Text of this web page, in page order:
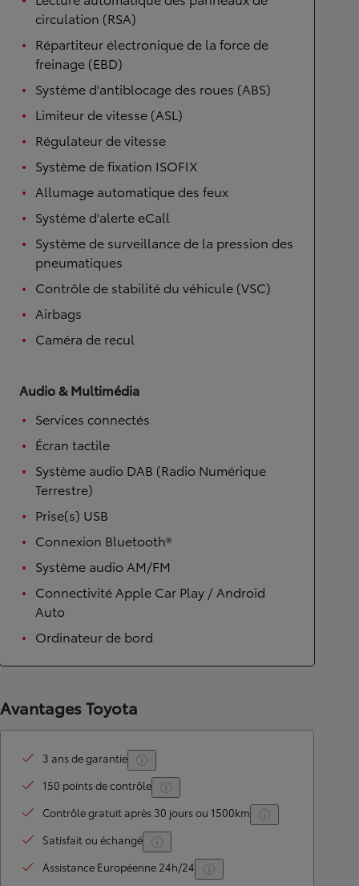
circulation (RSA)
Répartiteur électronique de la force de
freinage (EBD)
Système d'antiblocage des roues (ABS)
Limiteur de vitesse (ASL)
Régulateur de vitesse
Système de fixation ISOFIX
Allumage automatique des feux
Système d'alerte eCall
Système de surveillance de la pression des
pneumatiques
Contrôle de stabilité du véhicule (VSC)
Airbags
Caméra de recul
Audio & Multimédia
Services connectés
Écran tactile
Système audio DAB (Radio Numérique
Terrestre)
Prise(s) USB
Connexion Bluetooth®
Système audio AM/FM
Connectivité Apple Car Play / Android
Auto
Ordinateur de bord
Avantages Toyota
3 ans de garantie
150 points de contrôle
Contrôle gratuit après 30 jours ou 1500km
Satisfait ou échangé
Assistance Européenne 24h/24